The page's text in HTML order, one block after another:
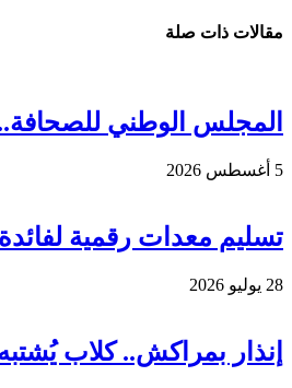
مقالات ذات صلة
المجلس الوطني
5 أغسطس 2026
تسليم معدات رقمية
28 يوليو 2026
إنذار بمراكش.. كلاب